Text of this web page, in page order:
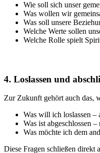
Wie soll sich unser
Was wollen wir
Was soll unsere
Welche Werte sollen
Welche Rolle spielt
4. Loslassen und
Zur Zukunft gehört auch das,
Was will ich loslassen –
Was ist abgeschlossen
Was möchte ich dem
Diese Fragen schließen direkt